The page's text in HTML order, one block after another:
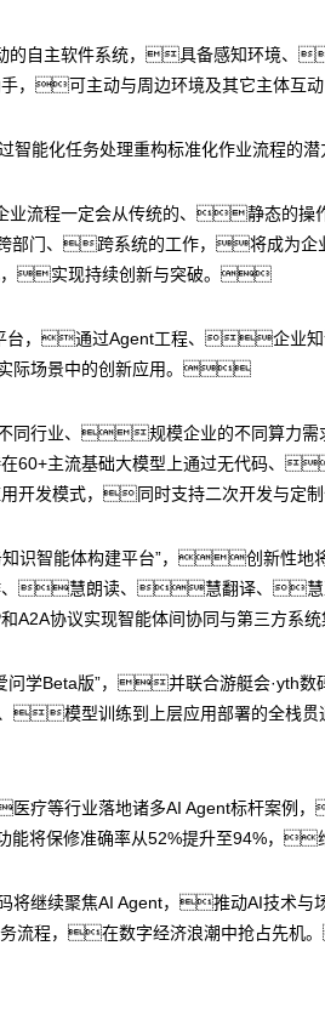
的自主软件系统，具备感知环境
，可主动与周边环境及其它主体
智能化任务处理重构标准化作业流程
流程一定会从传统的、静态的操
门、跨系统的工作，将成为
，实现持续创新与突破。
台，通过Agent工程、企业
际场景中的创新应用。
同行业、规模企业的不同算力
主流基础大模型上通过无代码、
模式，同时支持二次开发与定
识智能体构建平台”，创新性
慧朗读、慧翻译、慧互
协议实现智能体间协同与第三方
学Beta版”，并联合游艇会·yth
模型训练到上层应用部署的全栈
等行业落地诸多AI Agent标杆案例
将保修准确率从52%提升至94%，
继续聚焦AI Agent，推动AI技术与
务流程，在数字经济浪潮中抢占先